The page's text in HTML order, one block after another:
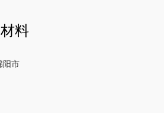
料
阳市